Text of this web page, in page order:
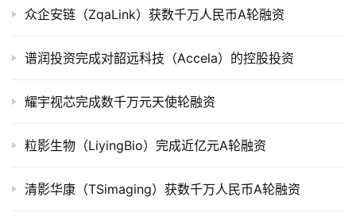
创
投
据
创
学
众企安链（ZqaLink）获数千万人民币A轮融资
谱润投资完成对韶远科技（Accela）的控股投资
耀宇视芯完成数千万元天使轮融资
粒影生物（LiyingBio）完成近亿元A轮融资
清影华康（TSimaging）获数千万人民币A轮融资